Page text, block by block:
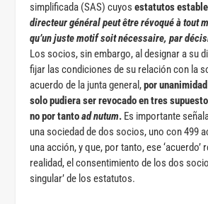
simplificada (SAS) cuyosestatutos
directeur général peut être révoqué à tout
qu’un juste motif soit nécessaire, par
Los socios, sin embargo, al designar a su
fijar las condiciones de su relación con la
acuerdo de la junta general,por unanimidad
solo pudiera ser revocado en tres
no por tantoad nutum. Es importante
una sociedad de dos socios, uno con 499
una acción, y que, por tanto, ese ‘acuerdo’
realidad, el consentimiento de los dos
singular’ de los estatutos.